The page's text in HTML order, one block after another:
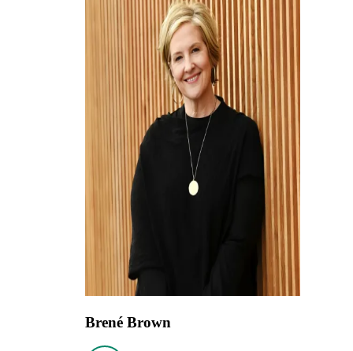
Brené Brown